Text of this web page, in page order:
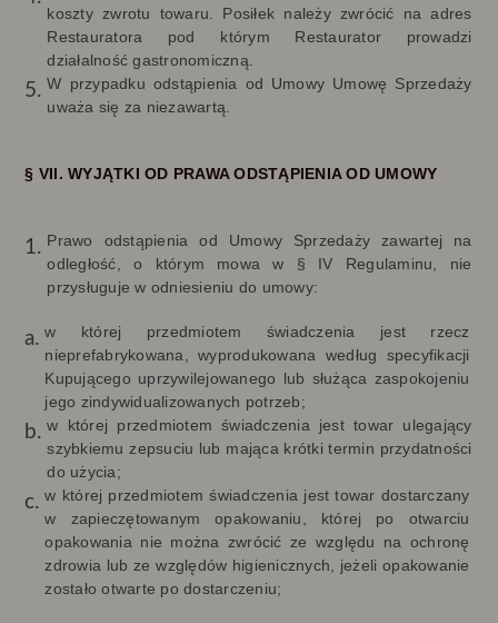
koszty zwrotu towaru. Posiłek należy zwrócić na adres
Restauratora pod którym Restaurator prowadzi
działalność gastronomiczną.
W przypadku odstąpienia od Umowy Umowę Sprzedaży
uważa się za niezawartą.
§ VII. WYJĄTKI OD PRAWA ODSTĄPIENIA OD UMOWY
Prawo odstąpienia od Umowy Sprzedaży zawartej na
odległość, o którym mowa w § IV Regulaminu, nie
przysługuje w odniesieniu do umowy:
w której przedmiotem świadczenia jest rzecz
nieprefabrykowana, wyprodukowana według specyfikacji
Kupującego uprzywilejowanego lub służąca zaspokojeniu
jego zindywidualizowanych potrzeb;
w której przedmiotem świadczenia jest towar ulegający
szybkiemu zepsuciu lub mająca krótki termin przydatności
do użycia;
w której przedmiotem świadczenia jest towar dostarczany
w zapieczętowanym opakowaniu, której po otwarciu
opakowania nie można zwrócić ze względu na ochronę
zdrowia lub ze względów higienicznych, jeżeli opakowanie
zostało otwarte po dostarczeniu;